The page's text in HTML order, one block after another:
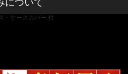
・ケースカバー 付